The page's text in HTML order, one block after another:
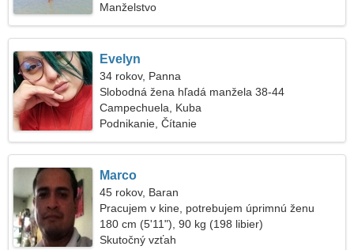
Manželstvo
Evelyn
34 rokov, Panna
Slobodná žena hľadá manžela 38-44
Campechuela, Kuba
Podnikanie, Čítanie
Marco
45 rokov, Baran
Pracujem v kine, potrebujem úprimnú ženu
180 cm (5'11"), 90 kg (198 libier)
Skutočný vzťah